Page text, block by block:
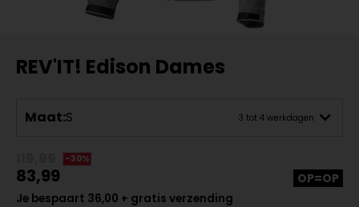
REV'IT! Edison Dames
Maat:S 3 tot 4 werkdagen
-30%
83,99
Je bespaart 36,00 + gratis verzending
OP=OP